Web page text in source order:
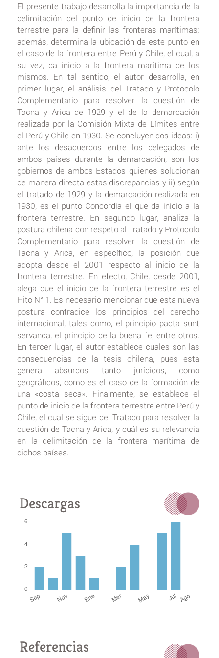
El presente trabajo desarrolla la importancia de la
delimitación del punto de inicio de la frontera
terrestre para la definir las fronteras marítimas;
además, determina la ubicación de este punto en
el caso de la frontera entre Perú y Chile, el cual, a
su vez, da inicio a la frontera marítima de los
mismos. En tal sentido, el autor desarrolla, en
primer lugar, el análisis del Tratado y Protocolo
Complementario para resolver la cuestión de
Tacna y Arica de 1929 y el de la demarcación
realizada por la Comisión Mixta de Límites entre
el Perú y Chile en 1930. Se concluyen dos ideas: i)
ante los desacuerdos entre los delegados de
ambos países durante la demarcación, son los
gobiernos de ambos Estados quienes solucionan
de manera directa estas discrepancias y ii) según
el tratado de 1929 y la demarcación realizada en
1930, es el punto Concordia el que da inicio a la
frontera terrestre. En segundo lugar, analiza la
postura chilena con respeto al Tratado y Protocolo
Complementario para resolver la cuestión de
Tacna y Arica, en específico, la posición que
adopta desde el 2001 respecto al inicio de la
frontera terrestre. En efecto, Chile, desde 2001,
alega que el inicio de la frontera terrestre es el
Hito N° 1. Es necesario mencionar que esta nueva
postura contradice los principios del derecho
internacional, tales como, el principio pacta sunt
servanda, el principio de la buena fe, entre otros.
En tercer lugar, el autor establece cuales son las
consecuencias de la tesis chilena, pues esta
genera absurdos tanto jurídicos, como
geográficos, como es el caso de la formación de
una «costa seca». Finalmente, se establece el
punto de inicio de la frontera terrestre entre Perú y
Chile, el cual se sigue del Tratado para resolver la
cuestión de Tacna y Arica, y cuál es su relevancia
en la delimitación de la frontera marítima de
dichos países.
Descargas
Referencias